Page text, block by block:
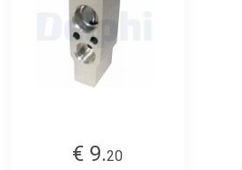
€ 9.20